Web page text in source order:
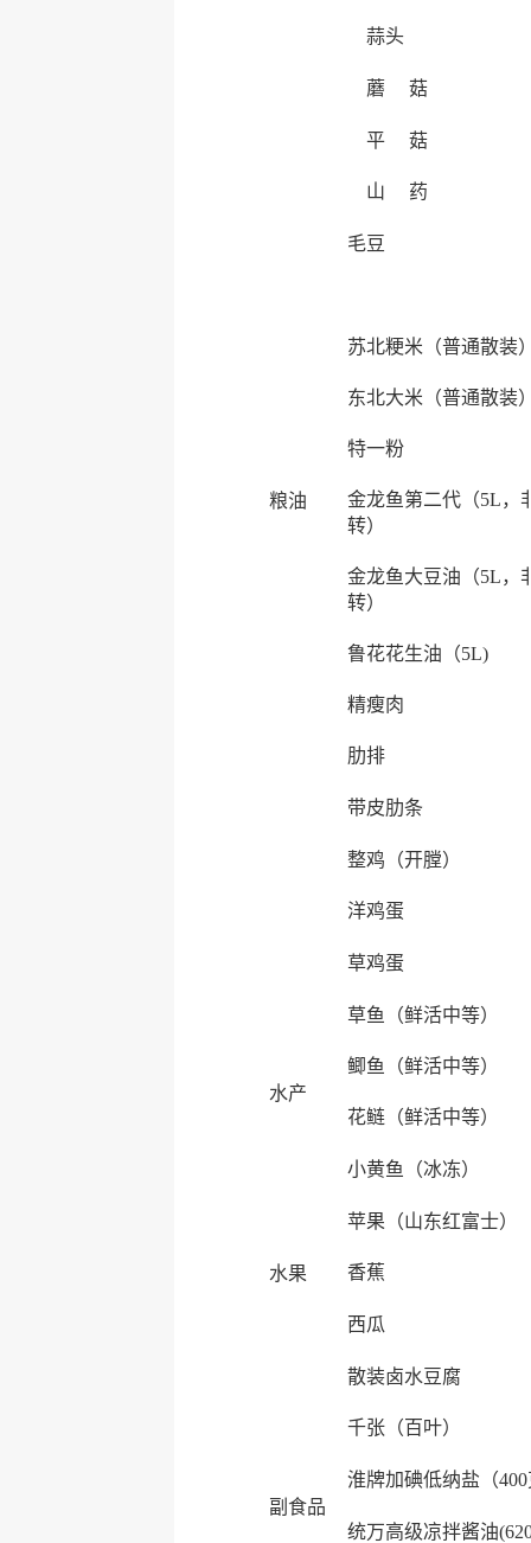
蒜头
蘑 菇
平 菇
山 药
毛豆
粮油
苏北粳米（普通散装
东北大米（普通散装
特一粉
金龙鱼第二代（5L，
转）
金龙鱼大豆油（5L，
转）
鲁花花生油（5L)
精瘦肉
肋排
带皮肋条
整鸡（开膛）
洋鸡蛋
草鸡蛋
水产
草鱼（鲜活中等）
鲫鱼（鲜活中等）
花鲢（鲜活中等）
小黄鱼（冰冻）
水果
苹果（山东红富士）
香蕉
西瓜
副食品
散装卤水豆腐
千张（百叶）
淮牌加碘低纳盐（
统万高级凉拌酱油